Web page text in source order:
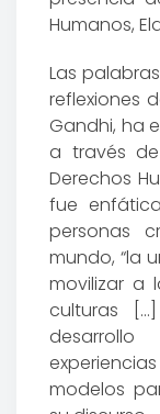
Humanos,
Las
reflexiones
Gandhi, ha
a través
Derechos
fue
personas
mundo, “la
movilizar a
culturas
modelos